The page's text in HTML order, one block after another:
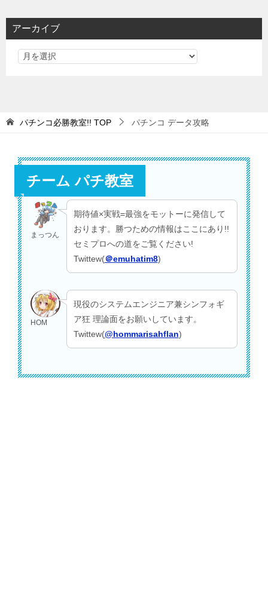
リ
アーカイブ
パチンコ必勝教室!! TOP パチンコ データ攻略
チーム パチ教室
まっつん
期待値×実戦=最強をモットーに発信して
おります。勝つための情報はここにあり!!
セミプロへの道をご覧ください!
Twittew(＠emuhatim8)
HOM
現役のシステムエンジニア兼シンフォギ
ア狂 理論面をお願いしています。
Twittew(@hommarisahflan)